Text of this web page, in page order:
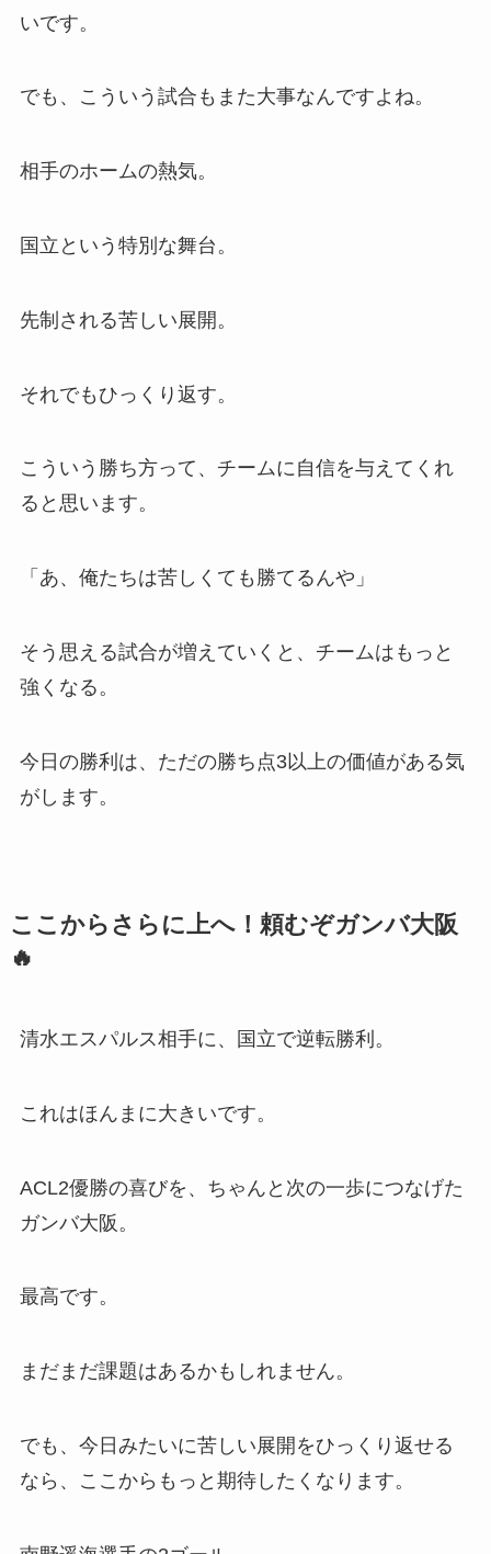
いです。
でも、こういう試合もまた大事なんですよね。
相手のホームの熱気。
国立という特別な舞台。
先制される苦しい展開。
それでもひっくり返す。
こういう勝ち方って、チームに自信を与えてくれ
ると思います。
「あ、俺たちは苦しくても勝てるんや」
そう思える試合が増えていくと、チームはもっと
強くなる。
今日の勝利は、ただの勝ち点3以上の価値がある気
がします。
ここからさらに上へ！頼むぞガンバ大阪
🔥
清水エスパルス相手に、国立で逆転勝利。
これはほんまに大きいです。
ACL2優勝の喜びを、ちゃんと次の一歩につなげた
ガンバ大阪。
最高です。
まだまだ課題はあるかもしれません。
でも、今日みたいに苦しい展開をひっくり返せる
なら、ここからもっと期待したくなります。